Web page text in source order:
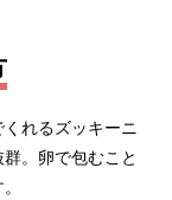
れるズッキーニ
。卵で包むこと